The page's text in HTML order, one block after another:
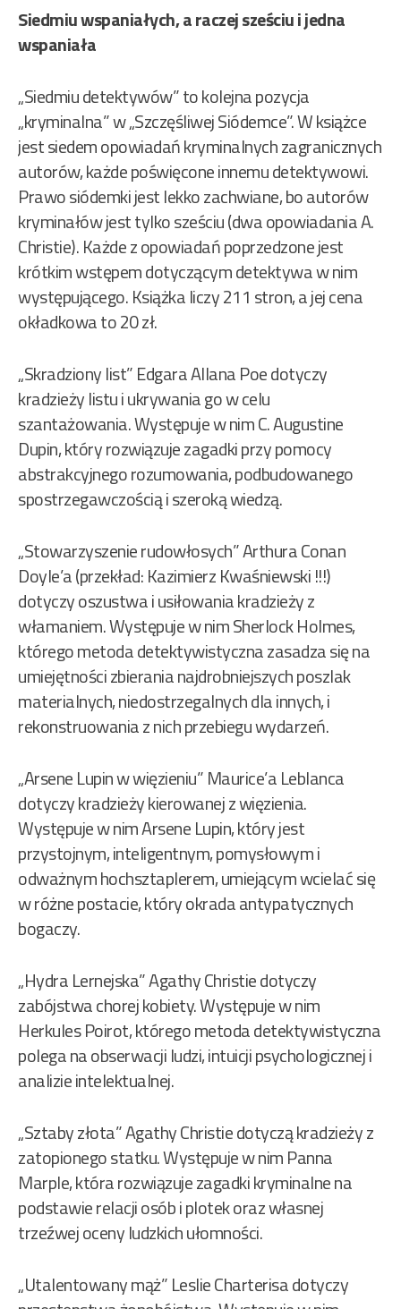
Siedmiu wspaniałych, a raczej sześciu i jedna
wspaniała
„Siedmiu detektywów” to kolejna pozycja
„kryminalna” w „Szczęśliwej Siódemce”. W książce
jest siedem opowiadań kryminalnych zagranicznych
autorów, każde poświęcone innemu detektywowi.
Prawo siódemki jest lekko zachwiane, bo autorów
kryminałów jest tylko sześciu (dwa opowiadania A.
Christie). Każde z opowiadań poprzedzone jest
krótkim wstępem dotyczącym detektywa w nim
występującego. Książka liczy 211 stron, a jej cena
okładkowa to 20 zł.
„Skradziony list” Edgara Allana Poe dotyczy
kradzieży listu i ukrywania go w celu
szantażowania. Występuje w nim C. Augustine
Dupin, który rozwiązuje zagadki przy pomocy
abstrakcyjnego rozumowania, podbudowanego
spostrzegawczością i szeroką wiedzą.
„Stowarzyszenie rudowłosych” Arthura Conan
Doyle’a (przekład: Kazimierz Kwaśniewski !!!)
dotyczy oszustwa i usiłowania kradzieży z
włamaniem. Występuje w nim Sherlock Holmes,
którego metoda detektywistyczna zasadza się na
umiejętności zbierania najdrobniejszych poszlak
materialnych, niedostrzegalnych dla innych, i
rekonstruowania z nich przebiegu wydarzeń.
„Arsene Lupin w więzieniu” Maurice’a Leblanca
dotyczy kradzieży kierowanej z więzienia.
Występuje w nim Arsene Lupin, który jest
przystojnym, inteligentnym, pomysłowym i
odważnym hochsztaplerem, umiejącym wcielać się
w różne postacie, który okrada antypatycznych
bogaczy.
„Hydra Lernejska” Agathy Christie dotyczy
zabójstwa chorej kobiety. Występuje w nim
Herkules Poirot, którego metoda detektywistyczna
polega na obserwacji ludzi, intuicji psychologicznej i
analizie intelektualnej.
„Sztaby złota” Agathy Christie dotyczą kradzieży z
zatopionego statku. Występuje w nim Panna
Marple, która rozwiązuje zagadki kryminalne na
podstawie relacji osób i plotek oraz własnej
trzeźwej oceny ludzkich ułomności.
„Utalentowany mąż” Leslie Charterisa dotyczy